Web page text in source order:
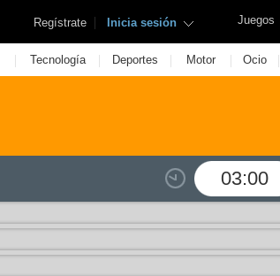
Juegos
Regístrate | Inicia sesión
| Tecnología | Deportes | Motor | Ocio |
03:00